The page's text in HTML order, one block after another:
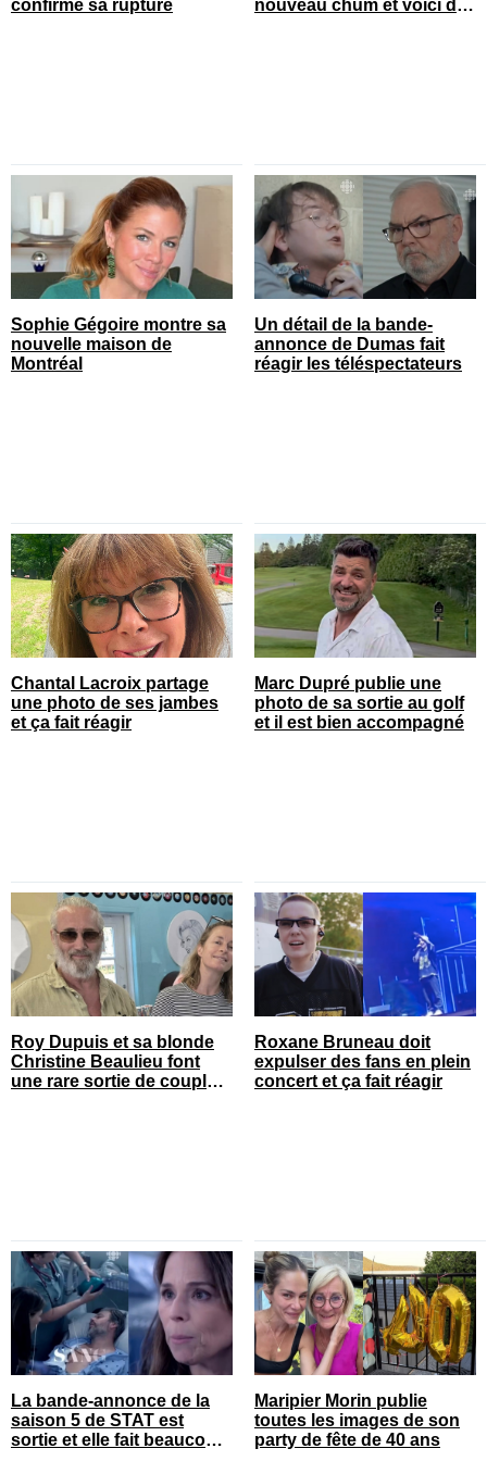
confirmé sa rupture
nouveau chum et voici de
Sophie Gégoire montre sa
nouvelle maison de
Montréal
Un détail de la bande-
annonce de Dumas fait
réagir les téléspectateurs
Chantal Lacroix partage
une photo de ses jambes
et ça fait réagir
Marc Dupré publie une
photo de sa sortie au golf
et il est bien accompagné
Roy Dupuis et sa blonde
Christine Beaulieu font
une rare sortie de couple
Roxane Bruneau doit
expulser des fans en plein
concert et ça fait réagir
La bande-annonce de la
saison 5 de STAT est
sortie et elle fait beaucoup
Maripier Morin publie
toutes les images de son
party de fête de 40 ans